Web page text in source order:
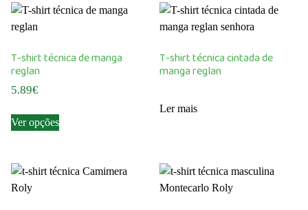
T-shirt técnica de manga
reglan
5.89€
Ver opçõesproduct
variants.
T-shirt técnica cintada de
manga reglan
Ler mais